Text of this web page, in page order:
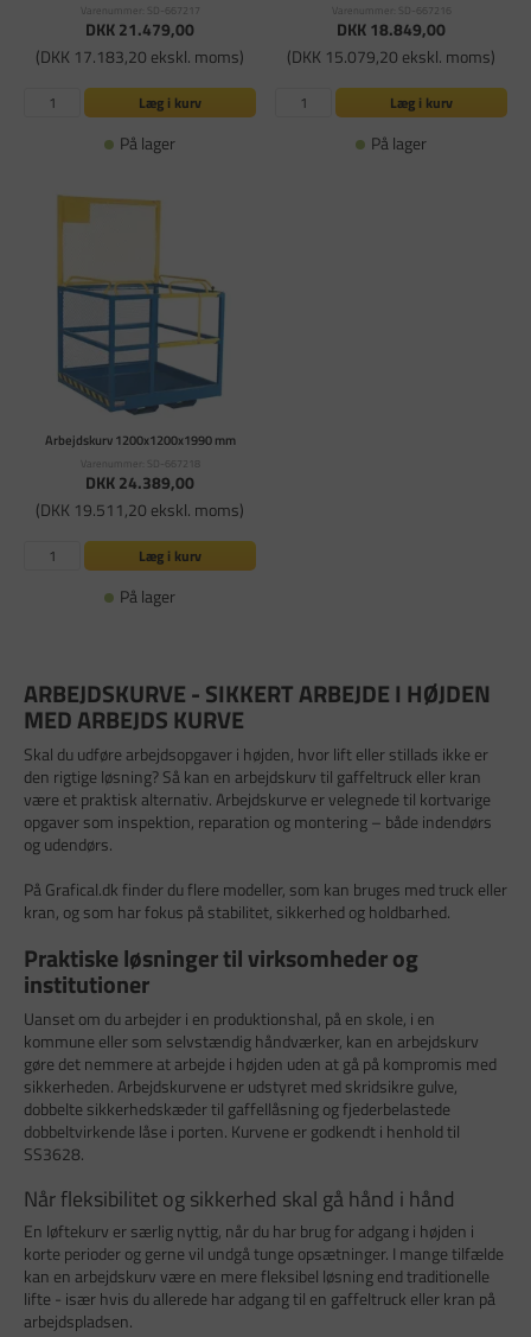
Varenummer: SD-667217
DKK 21.479,00
(DKK 17.183,20 ekskl. moms)
Læg i kurv
På lager
Varenummer: SD-667216
DKK 18.849,00
(DKK 15.079,20 ekskl. moms)
Læg i kurv
På lager
Arbejdskurv 1200x1200x1990 mm
Varenummer: SD-667218
DKK 24.389,00
(DKK 19.511,20 ekskl. moms)
Læg i kurv
På lager
ARBEJDSKURVE - SIKKERT ARBEJDE I HØJDEN
MED ARBEJDS KURVE
Skal du udføre arbejdsopgaver i højden, hvor lift eller stillads ikke er
den rigtige løsning? Så kan en arbejdskurv til gaffeltruck eller kran
være et praktisk alternativ. Arbejdskurve er velegnede til kortvarige
opgaver som inspektion, reparation og montering – både indendørs
og udendørs.
På Grafical.dk finder du flere modeller, som kan bruges med truck eller
kran, og som har fokus på stabilitet, sikkerhed og holdbarhed.
Praktiske løsninger til virksomheder og
institutioner
Uanset om du arbejder i en produktionshal, på en skole, i en
kommune eller som selvstændig håndværker, kan en arbejdskurv
gøre det nemmere at arbejde i højden uden at gå på kompromis med
sikkerheden. Arbejdskurvene er udstyret med skridsikre gulve,
dobbelte sikkerhedskæder til gaffellåsning og fjederbelastede
dobbeltvirkende låse i porten. Kurvene er godkendt i henhold til
SS3628.
Når fleksibilitet og sikkerhed skal gå hånd i hånd
En løftekurv er særlig nyttig, når du har brug for adgang i højden i
korte perioder og gerne vil undgå tunge opsætninger. I mange tilfælde
kan en arbejdskurv være en mere fleksibel løsning end traditionelle
lifte - især hvis du allerede har adgang til en gaffeltruck eller kran på
arbejdspladsen.